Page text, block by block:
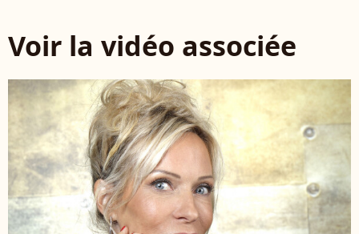
Voir la vidéo associée